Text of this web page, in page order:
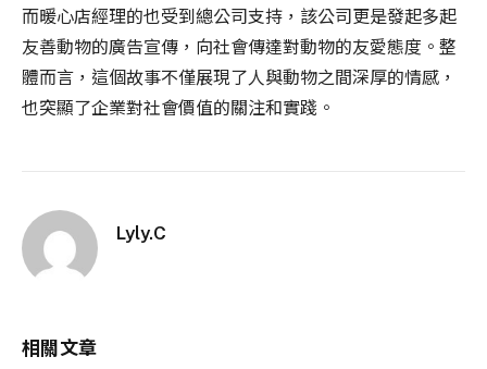
而暖心店經理的也受到總公司支持，該公司更是發起多起
友善動物的廣告宣傳，向社會傳達對動物的友愛態度。整
體而言，這個故事不僅展現了人與動物之間深厚的情感，
也突顯了企業對社會價值的關注和實踐。
Lyly.C
相關文章